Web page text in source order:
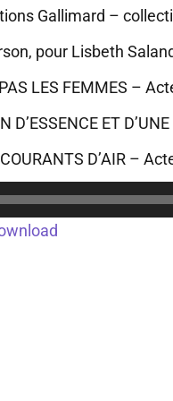
Gallimard –
pour Lisbeth
LES FEMMES –
D’ESSENCE ET
COURANTS D’AIR –